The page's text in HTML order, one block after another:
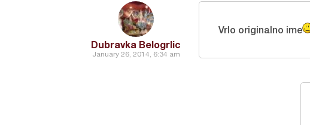
Dubravka Belogrlic
January 26, 2014, 6:34 am
Vrlo originalno ime